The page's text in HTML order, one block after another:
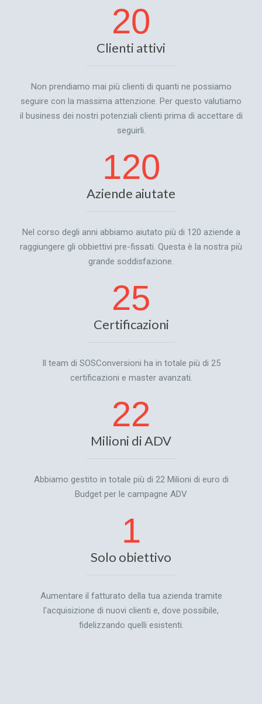
20
Clienti attivi
Non prendiamo mai più clienti di quanti ne possiamo
seguire con la massima attenzione. Per questo valutiamo
il business dei nostri potenziali clienti prima di accettare di
seguirli.
120
Aziende aiutate
Nel corso degli anni abbiamo aiutato più di 120 aziende a
raggiungere gli obbiettivi pre-fissati. Questa è la nostra più
grande soddisfazione.
25
Certificazioni
Il team di SOSConversioni ha in totale più di 25
certificazioni e master avanzati.
22
Milioni di ADV
Abbiamo gestito in totale più di 22 Milioni di euro di
Budget per le campagne ADV
1
Solo obiettivo
Aumentare il fatturato della tua azienda tramite
l'acquisizione di nuovi clienti e, dove possibile,
fidelizzando quelli esistenti.